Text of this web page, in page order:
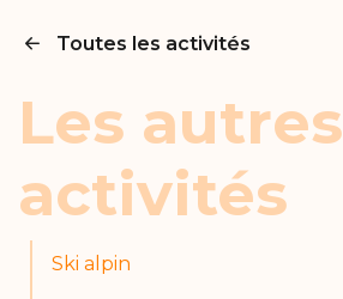
Toutes les activités
Les autres
activités
Ski alpin